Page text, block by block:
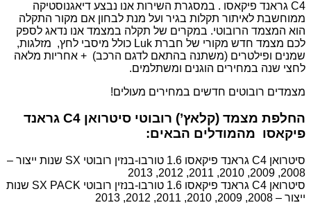
C4 גראנד פיקאסו . במסגרת השירות אנו נבצע דיאגנוסטיקה
ממוחשבת לאיתור תקלות בגיר ועל מנת לבחון אם מקור התקלה
הוא המצמד הרובוטי. במקרים של תקלה במצמד אנו נדאג לספק
לכם מצמד חדש מקורי של חברת Luk כולל מיסבי לחץ, מזלגות,
שמנים ופילטרים (משתנה בהתאם לדגם הרכב) + אחריות מלאה
לחצי שנה במחירים הוגנים ומשתלמים.
מצמדים רובוטים חדשים במחירים מעולים!
החלפת מצמד (קלאץ’) רובוטי סיטרואן C4 גראנד
פיקאסו מהמודלים הבאים:
סיטרואן C4 גראנד פיקאסו 1.6 טורבו-בנזין רובוטי SX שנות ייצור –
2008, 2009, 2010, 2011, 2012, 2013
סיטרואן C4 גראנד פיקאסו 1.6 טורבו-בנזין רובוטי SX PACK שנות
ייצור – 2008, 2009, 2010, 2011, 2012, 2013